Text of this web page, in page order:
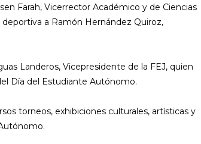
Farah, Vicerrector Académico y de Ciencias
a Ramón Hernández Quiroz,
Landeros, Vicepresidente de la FEJ, quien
Día del Estudiante Autónomo.
torneos, exhibiciones culturales, artísticas y